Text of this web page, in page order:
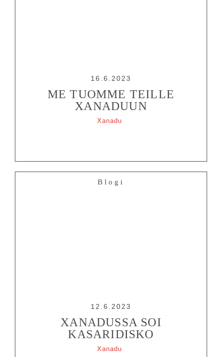
16.6.2023
ME TUOMME TEILLE
XANADUUN
Xanadu
Blogi
12.6.2023
XANADUSSA SOI
KASARIDISKO
Xanadu